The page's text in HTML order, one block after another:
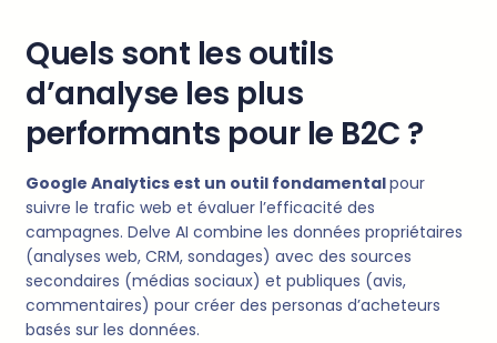
Quels sont les outils
d’analyse les plus
performants pour le B2C ?
Google Analytics est un outil fondamentalpour
suivre le trafic web et évaluer l’efficacité des
campagnes. Delve AI combine les données propriétaires
(analyses web, CRM, sondages) avec des sources
secondaires (médias sociaux) et publiques (avis,
commentaires) pour créer des personas d’acheteurs
basés sur les données.